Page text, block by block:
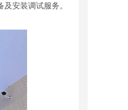
安装调试服务。